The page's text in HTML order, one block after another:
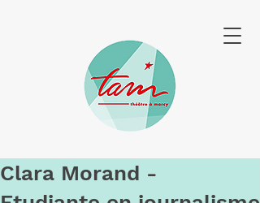
Clara Morand -